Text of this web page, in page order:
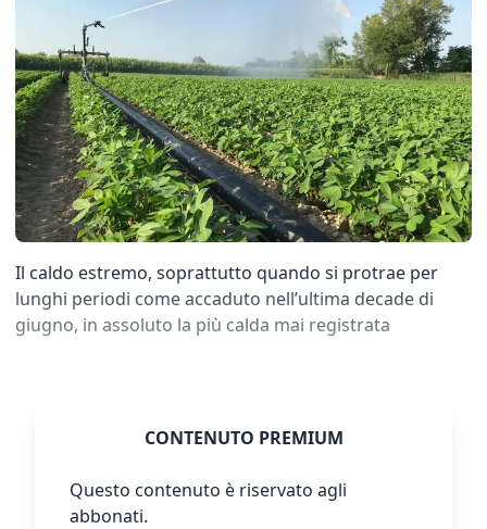
Il caldo estremo, soprattutto quando si protrae per
lunghi periodi come accaduto nell’ultima decade di
giugno, in assoluto la più calda mai registrata
CONTENUTO PREMIUM
Questo contenuto è riservato agli
abbonati.